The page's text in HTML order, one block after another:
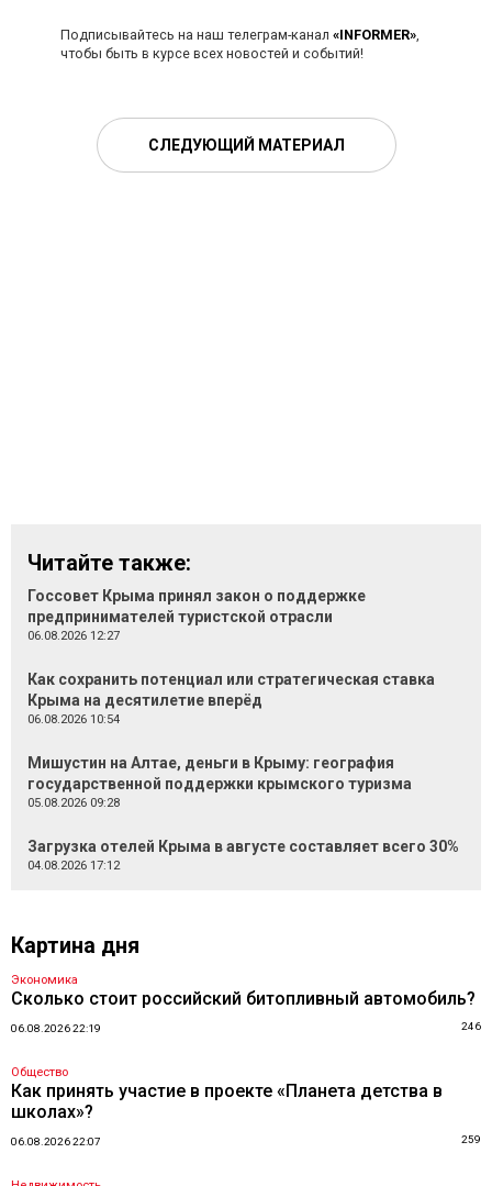
Подписывайтесь на наш телеграм-канал «INFORMER»,
чтобы быть в курсе всех новостей и событий!
СЛЕДУЮЩИЙ МАТЕРИАЛ
Читайте также:
Госсовет Крыма принял закон о поддержке
предпринимателей туристской отрасли
06.08.2026 12:27
Как сохранить потенциал или стратегическая ставка
Крыма на десятилетие вперёд
06.08.2026 10:54
Мишустин на Алтае, деньги в Крыму: география
государственной поддержки крымского туризма
05.08.2026 09:28
Загрузка отелей Крыма в августе составляет всего 30%
04.08.2026 17:12
Картина дня
Экономика
Сколько стоит российский битопливный автомобиль?
06.08.2026 22:19 246
Общество
Как принять участие в проекте «Планета детства в
школах»?
06.08.2026 22:07 259